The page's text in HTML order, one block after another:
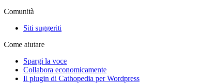
Comunità
Siti suggeriti
Come aiutare
Spargi la voce
Collabora economicamente
Il plugin di Cathopedia per Wordpress